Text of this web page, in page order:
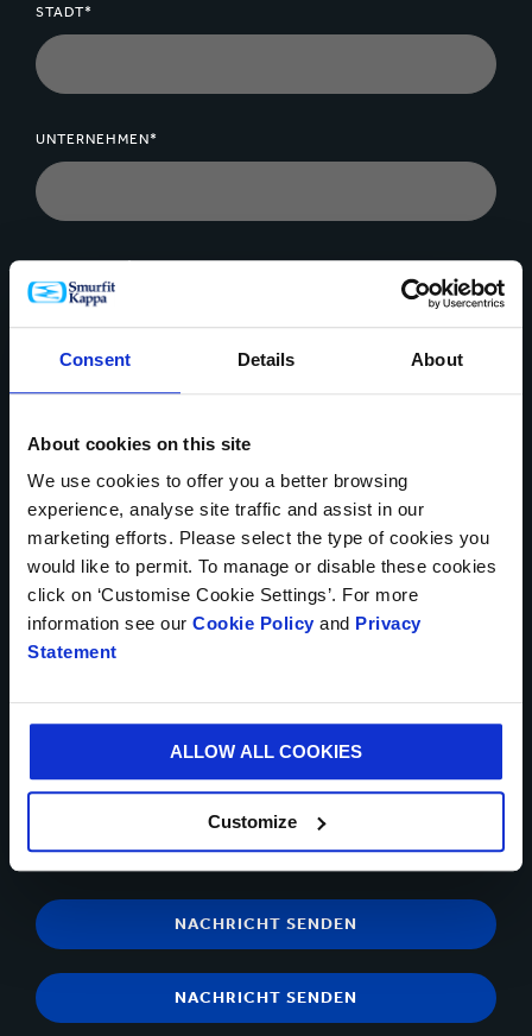
Consent Details About
About cookies on this site
We use cookies to offer you a better browsing
experience, analyse site traffic and assist in our
marketing efforts. Please select the type of cookies you
would like to permit. To manage or disable these cookies
click on ‘Customise Cookie Settings’. For more
information see our Cookie Policy and Privacy
Statement
ALLOW ALL COOKIES
Customize
Arbeitskomfort und Produktivitätsgewinn. Mit ihrer
Hilfe können Hersteller das Aussehen und die
Ergonomie ihrer
STADT*
UNTERNEHMEN*
NACHRICHT*
Daten Upload
Bis zu 5Dateien können hochgeladen werden. Maximal (5MB)
pro Datei
Ja, ich möchte Updates von Smurfit Kappa erhalten und
Sie können sich jederzeit über den Abmeldelink in der
Recht, der Verarbeitung Ihrer personenbezogenen Daten zu
Direktmarketingzwecken zu widersprechen,
uns wenden